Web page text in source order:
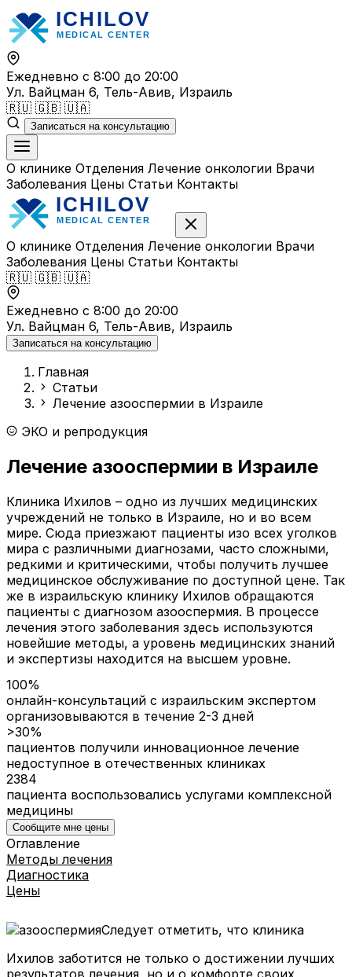
Перейти
к
содержимому
Ежедневно с 8:00 до 20:00
Ул. Вайцман 6, Тель-Авив, Израиль
🇷🇺 🇬🇧 🇺🇦
Записаться на консультацию
О клинике Отделения Лечение онкологии Врачи
Заболевания Цены Статьи Контакты
О клинике Отделения Лечение онкологии Врачи
Заболевания Цены Статьи Контакты
🇷🇺 🇬🇧 🇺🇦
Ежедневно с 8:00 до 20:00
Ул. Вайцман 6, Тель-Авив, Израиль
Записаться на консультацию
Главная
Статьи
Лечение азооспермии в Израиле
ЭКО и репродукция
Лечение азооспермии в Израиле
Клиника Ихилов – одно из лучших медицинских
учреждений не только в Израиле, но и во всем
мире. Сюда приезжают пациенты изо всех уголков
мира с различными диагнозами, часто сложными,
редкими и критическими, чтобы получить лучшее
медицинское обслуживание по доступной цене. Так
же в израильскую клинику Ихилов обращаются
пациенты с диагнозом азооспермия. В процессе
лечения этого заболевания здесь используются
новейшие методы, а уровень медицинских знаний
и экспертизы находится на высшем уровне.
100%
онлайн-консультаций с израильским экспертом
организовываются в течение 2-3 дней
>30%
пациентов получили инновационное лечение
недоступное в отечественных клиниках
2384
пациента воспользовались услугами комплексной
медицины
Сообщите мне цены
Оглавление
Методы лечения
Диагностика
Цены
Следует отметить, что клиника
Ихилов заботится не только о достижении лучших
результатов лечения, но и о комфорте своих